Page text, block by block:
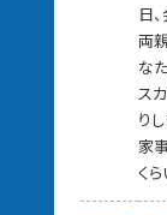
日
両
な
ス
り
家
く